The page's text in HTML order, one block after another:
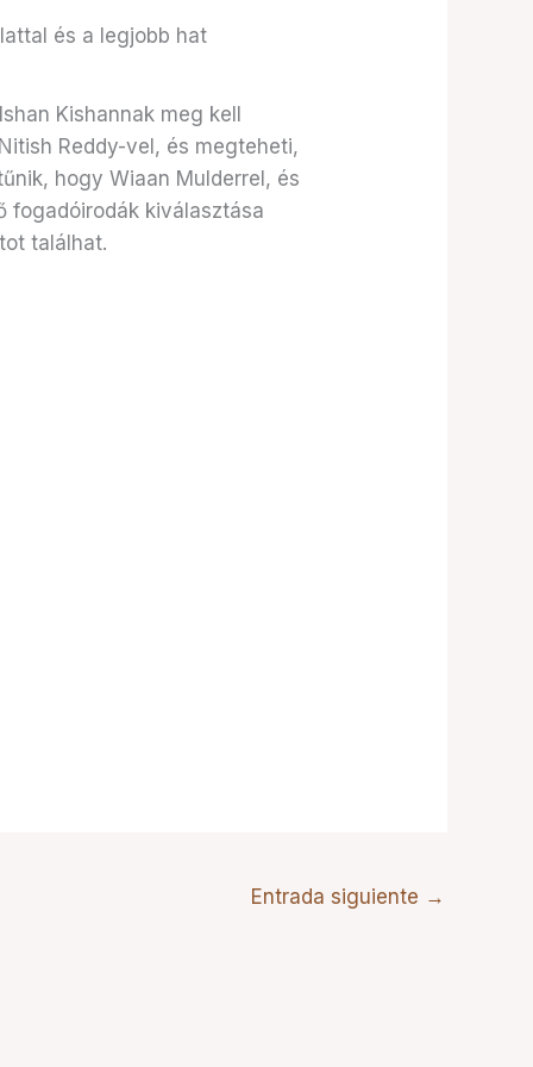
és a legjobb hat
Kishannak meg kell
Reddy-vel, és megteheti,
hogy Wiaan Mulderrel, és
fogadóirodák kiválasztása
találhat.
Entrada siguiente →